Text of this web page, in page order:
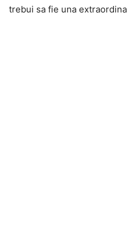
trebui sa fie una